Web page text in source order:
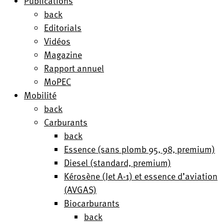
back
Editorials
Vidéos
Magazine
Rapport annuel
MoPEC
Mobilité
back
Carburants
back
Essence (sans plomb 95, 98, premium)
Diesel (standard, premium)
Kérosène (Jet A-1) et essence d’aviation
(AVGAS)
Biocarburants
back